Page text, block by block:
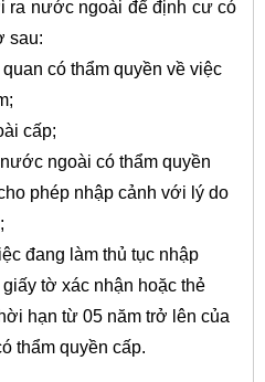
nước ngoài để định cư có
sau:
có thẩm quyền về việc
cấp;
ngoài có thẩm quyền
phép nhập cảnh với lý do
đang làm thủ tục nhập
tờ xác nhận hoặc thẻ
hạn từ 05 năm trở lên của
thẩm quyền cấp.